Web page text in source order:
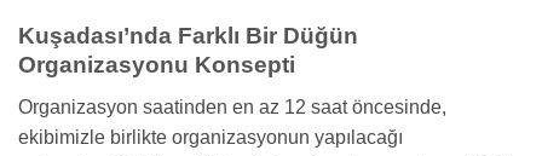
Kuşadası’nda Farklı Bir Düğün
Organizasyonu Konsepti
Organizasyon saatinden en az 12 saat öncesinde,
ekibimizle birlikte organizasyonun yapılacağı